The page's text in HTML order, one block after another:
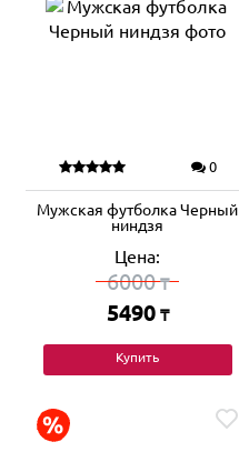
0
Мужская футболка Черный
ниндзя
Цена:
6000₸
5490 ₸
Купить